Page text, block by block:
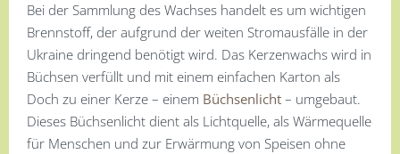
Bei der Sammlung des Wachses handelt es um wichtigen
Brennstoff, der aufgrund der weiten Stromausfälle in der
Ukraine dringend benötigt wird. Das Kerzenwachs wird in
Büchsen verfüllt und mit einem einfachen Karton als
Doch zu einer Kerze – einem Büchsenlicht – umgebaut.
Dieses Büchsenlicht dient als Lichtquelle, als Wärmequelle
für Menschen und zur Erwärmung von Speisen ohne